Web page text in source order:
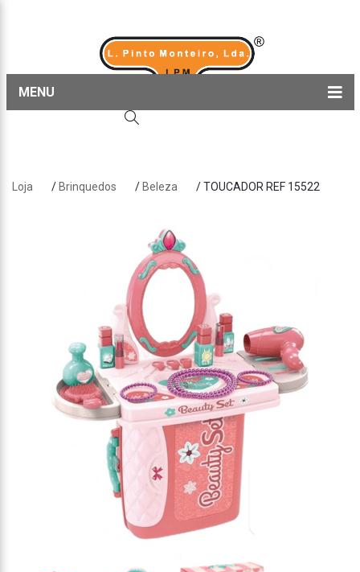
MENU
Sobre nós
Loja / Brinquedos / Beleza / TOUCADOR REF 15522